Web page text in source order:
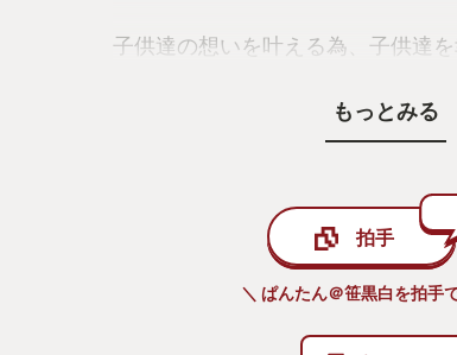
子供達の想いを叶える為、子供達
かわいらしいデザインのキャラク
それぞれの立場が抱える目的と悩み
独特の世界観を表現しつつ、細部
追い込まれた時に流れるボーカル
もっとみる
拍手
＼ ぱんたん＠笹黒白を拍手